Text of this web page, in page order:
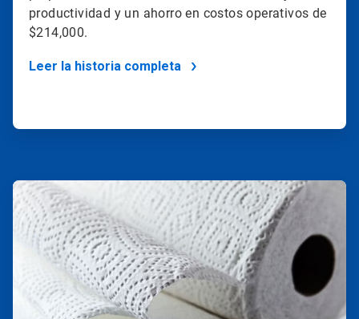
productividad y un ahorro en costos operativos de
$214,000.
Leer la historia completa
ArticleTile
3
de